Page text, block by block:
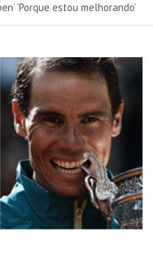
‘Porque estou melhorando’